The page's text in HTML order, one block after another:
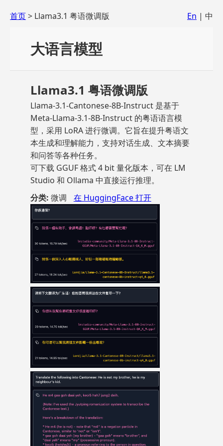
首页> Llama3.1 粤语微调版 En | 中
大语言模型
Llama3.1 粤语微调版
Llama-3.1-Cantonese-8B-Instruct 是基于
Meta-Llama-3.1-8B-Instruct 的粤语语言模
型，采用 LoRA 进行微调。它旨在提升粤语文
本生成和理解能力，支持对话生成、文本摘要
和问答等各种任务。
可下载 GGUF 格式 4 bit 量化版本，可在 LM
Studio 和 Ollama 中直接运行推理。
分类: 微调 在 HuggingFace 打开